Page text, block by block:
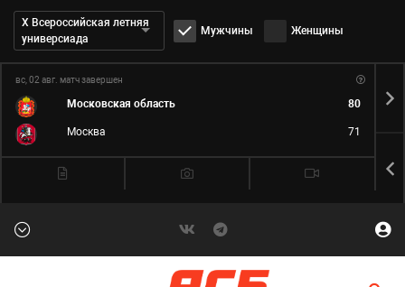
Дивизион:
Х Всероссийская летняя
универсиада
Мужчины Женщины
вс, 02 авг. матч завершен
Московская область 80
Москва 71